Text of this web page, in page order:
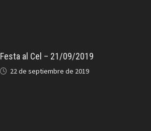
Festa al Cel – 21/09/2019
22 de septiembre de 2019